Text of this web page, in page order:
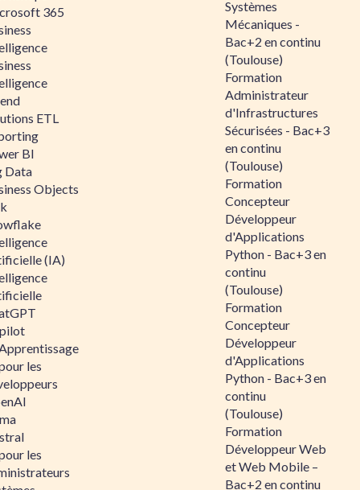
365
ETL
BI
Data
Objects
(IA)
les
les
Systèmes
Mécaniques -
Bac+2 en continu
(Toulouse)
Formation
Administrateur
d'Infrastructures
Sécurisées - Bac+3
en continu
(Toulouse)
Formation
Concepteur
Développeur
d'Applications
Python - Bac+3 en
continu
(Toulouse)
Formation
Concepteur
Développeur
d'Applications
Python - Bac+3 en
continu
(Toulouse)
Formation
Développeur Web
et Web Mobile –
Bac+2 en continu